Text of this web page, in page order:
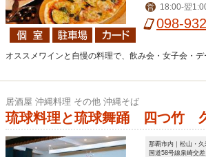
営
18:00‐翌
翌2:00
098-
オススメワインと自慢の料理で、飲み会・女子会・
居酒屋 沖縄料理 その他 沖縄そば
琉球料理と琉球舞踊 四つ竹
那覇市内｜松山・久
国道58号線泉崎交